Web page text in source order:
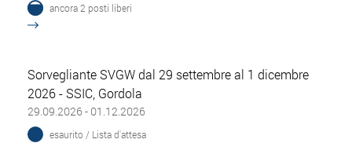
ancora 2 posti liberi
Sorvegliante SVGW dal 29 settembre al 1 dicembre
2026 - SSIC, Gordola
29.09.2026 - 01.12.2026
esaurito / Lista d'attesa